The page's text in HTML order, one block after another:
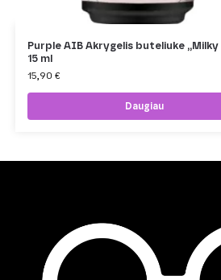
Purple AIB Akrygelis buteliuke ,,Milky
15 ml
15,90 €
Daugiau